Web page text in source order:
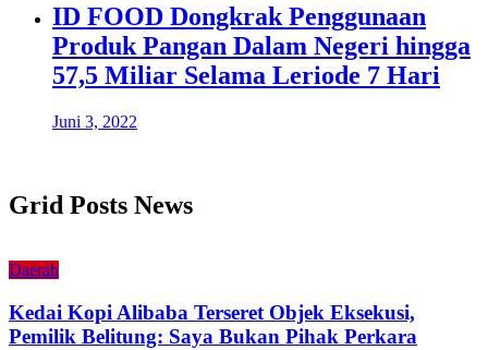
ID FOOD Dongkrak Penggunaan
Produk Pangan Dalam Negeri hingga
57,5 Miliar Selama Leriode 7 Hari
Juni 3, 2022
Grid Posts News
Daerah
Kedai Kopi Alibaba Terseret Objek Eksekusi,
Pemilik Belitung: Saya Bukan Pihak Perkara